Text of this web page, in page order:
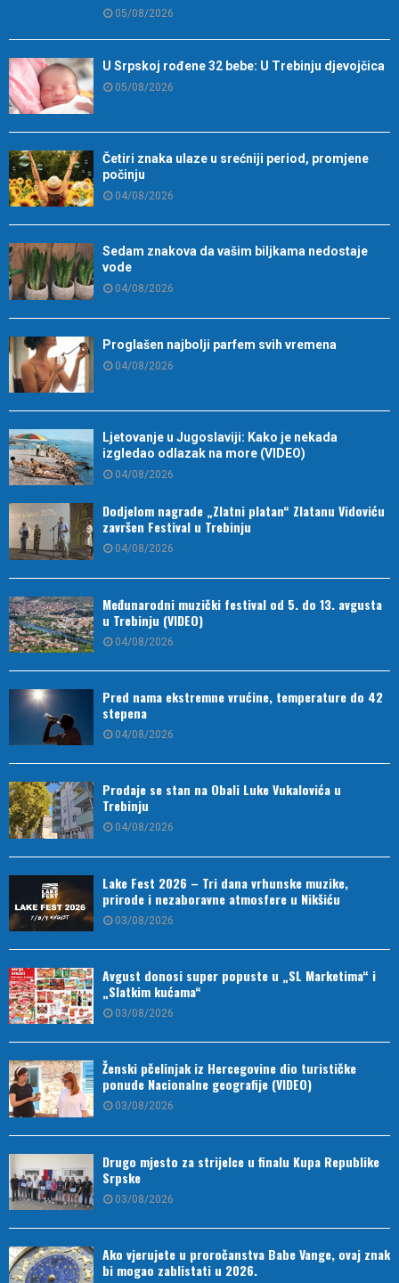
05/08/2026
U Srpskoj rođene 32 bebe: U Trebinju djevojčica
05/08/2026
Četiri znaka ulaze u srećniji period, promjene
počinju
04/08/2026
Sedam znakova da vašim biljkama nedostaje
vode
04/08/2026
Proglašen najbolji parfem svih vremena
04/08/2026
Ljetovanje u Jugoslaviji: Kako je nekada
izgledao odlazak na more (VIDEO)
04/08/2026
Dodjelom nagrade „Zlatni platan“ Zlatanu Vidoviću
završen Festival u Trebinju
04/08/2026
Međunarodni muzički festival od 5. do 13. avgusta
u Trebinju (VIDEO)
04/08/2026
Pred nama ekstremne vrućine, temperature do 42
stepena
04/08/2026
Prodaje se stan na Obali Luke Vukalovića u
Trebinju
04/08/2026
Lake Fest 2026 – Tri dana vrhunske muzike,
prirode i nezaboravne atmosfere u Nikšiću
03/08/2026
Avgust donosi super popuste u „SL Marketima“ i
„Slatkim kućama“
03/08/2026
Ženski pčelinjak iz Hercegovine dio turističke
ponude Nacionalne geografije (VIDEO)
03/08/2026
Drugo mjesto za strijelce u finalu Kupa Republike
Srpske
03/08/2026
Ako vjerujete u proročanstva Babe Vange, ovaj znak
bi mogao zablistati u 2026.